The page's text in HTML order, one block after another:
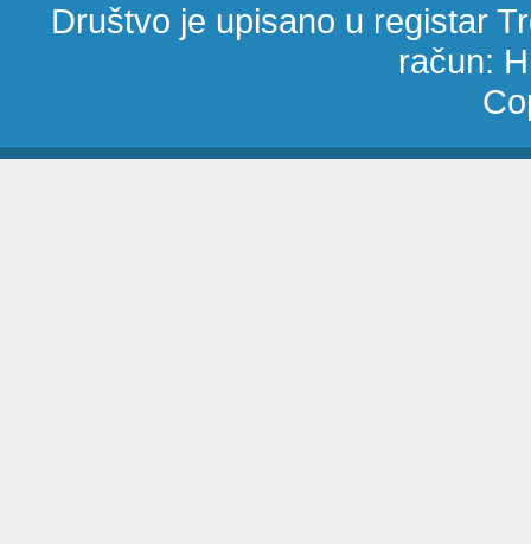
Društvo je upisano u registar
račun: